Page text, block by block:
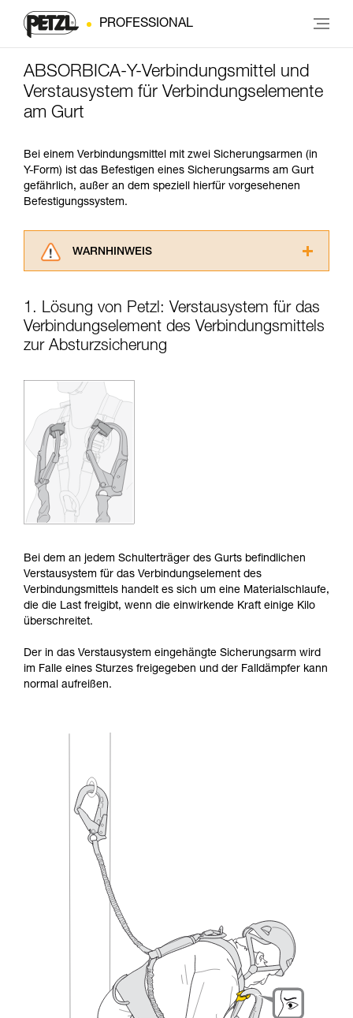
PROFESSIONAL
ABSORBICA-Y-Verbindungsmittel und
Verstausystem für Verbindungselemente
am Gurt
Bei einem Verbindungsmittel mit zwei Sicherungsarmen (in
Y-Form) ist das Befestigen eines Sicherungsarms am Gurt
gefährlich, außer an dem speziell hierfür vorgesehenen
Befestigungssystem.
WARNHINWEIS
aufmerksam durch, bevor Sie diesen zu Rate
ziehen. Um diese Zusatzinformationen
verstehen zu können, müssen Sie zuerst die in
Die Beherrschung dieser Techniken setzt eine
entsprechende Ausbildung und ein spezielles
Training voraus. Prüfen Sie zusammen mit
einem Profi, ob Sie in der Lage sind, den
Vorgang alleine sicher zu wiederholen, bevor
Sie ihn eigenständig durchführen.
Wir geben Beispiele für die mit Ihrer Aktivität
verbundenen Techniken. Möglicherweise gibt es
noch andere Techniken, die hier nicht
1. Lösung von Petzl: Verstausystem für das
Verbindungselement des Verbindungsmittels
zur Absturzsicherung
Bei dem an jedem Schulterträger des Gurts befindlichen
Verstausystem für das Verbindungselement des
Verbindungsmittels handelt es sich um eine Materialschlaufe,
die die Last freigibt, wenn die einwirkende Kraft einige Kilo
überschreitet.
Der in das Verstausystem eingehängte Sicherungsarm wird
im Falle eines Sturzes freigegeben und der Falldämpfer kann
normal aufreißen.